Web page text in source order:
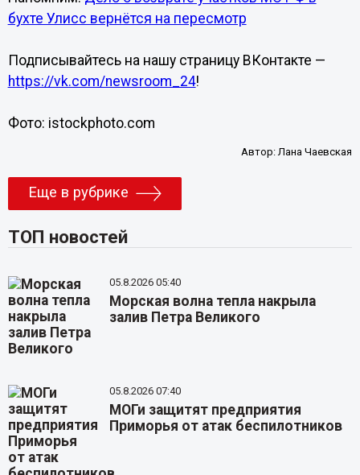
бухте Улисс вернётся на пересмотр
Подписывайтесь на нашу страницу ВКонтакте —
https://vk.com/newsroom_24!
Фото: istockphoto.com
Автор: Лана Чаевская
Еще в рубрике
ТОП новостей
05.8.2026 05:40
Морская волна тепла накрыла
залив Петра Великого
05.8.2026 07:40
МОГи защитят предприятия
Приморья от атак беспилотников